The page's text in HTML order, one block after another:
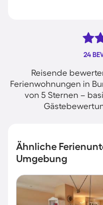
24
Reisende
Ferienwohnungen in
von 5 Sternen –
Ähnliche
Umgebung